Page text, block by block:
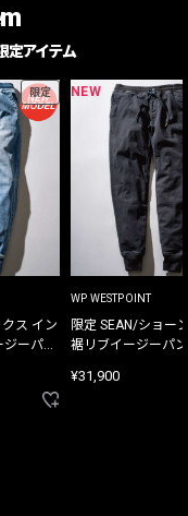
定アイテム
限定
ス イン
ーパン
NEW
WP WESTPOINT
限定 SEAN/ショー
裾リブイージーパ
¥31,900